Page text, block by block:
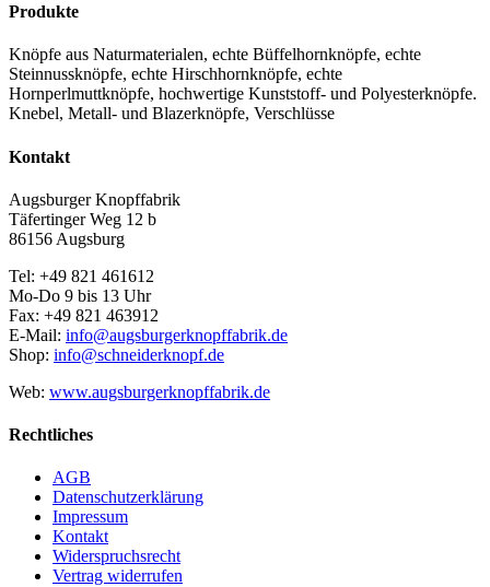
Produkte
Knöpfe aus Naturmaterialen, echte Büffelhornknöpfe, echte
Steinnussknöpfe, echte Hirschhornknöpfe, echte
Hornperlmuttknöpfe, hochwertige Kunststoff- und Polyesterknöpfe.
Knebel, Metall- und Blazerknöpfe, Verschlüsse
Kontakt
Augsburger Knopffabrik
Täfertinger Weg 12 b
86156 Augsburg
Tel: +49 821 461612
Mo-Do 9 bis 13 Uhr
Fax: +49 821 463912
E-Mail: info@augsburgerknopffabrik.de
Shop: info@schneiderknopf.de
Web: www.augsburgerknopffabrik.de
Rechtliches
AGB
Datenschutzerklärung
Impressum
Kontakt
Widerspruchsrecht
Vertrag widerrufen